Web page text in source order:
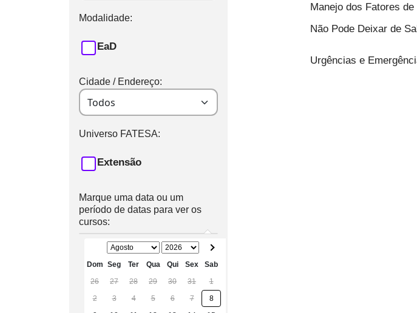
Modalidade:
EaD
Cidade / Endereço:
Universo FATESA:
Extensão
Marque uma data ou um
período de datas para ver os
cursos:
Dom Seg Ter Qua Qui Sex
Sab
26
27 28 29 30 31
1
2
3 4 5 6 7
8
Manejo dos Fatores
Não Pode Deixar de
Urgências e